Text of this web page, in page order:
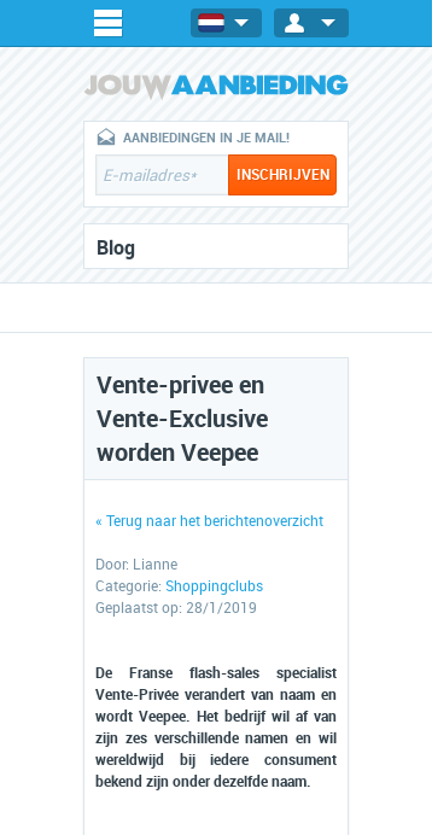
AANBIEDINGEN IN JE MAIL!
Blog
Vente-privee en
Vente-Exclusive
worden Veepee
« Terug naar het berichtenoverzicht
Door: Lianne
Categorie: Shoppingclubs
Geplaatst op: 28/1/2019
De Franse flash-sales specialist
Vente-Privée verandert van naam en
wordt Veepee. Het bedrijf wil af van
zijn zes verschillende namen en wil
wereldwijd bij iedere consument
bekend zijn onder dezelfde naam.